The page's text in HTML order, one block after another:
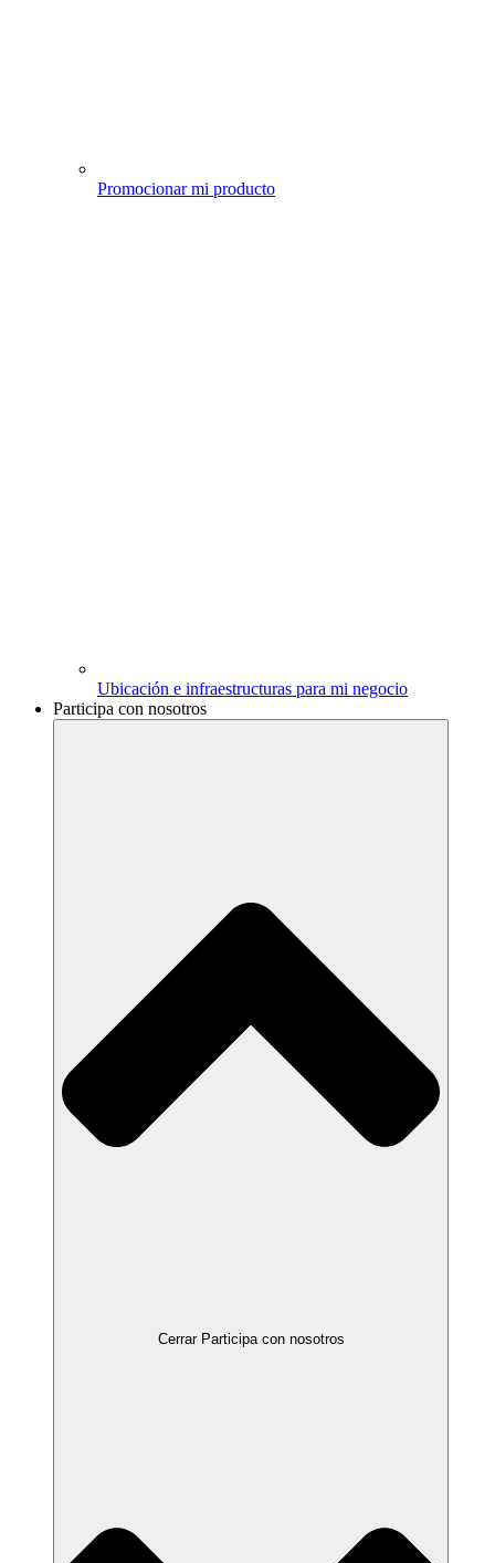
Promocionar mi producto
Ubicación e infraestructuras para mi negocio
Participa con nosotros
Cerrar Participa con nosotros